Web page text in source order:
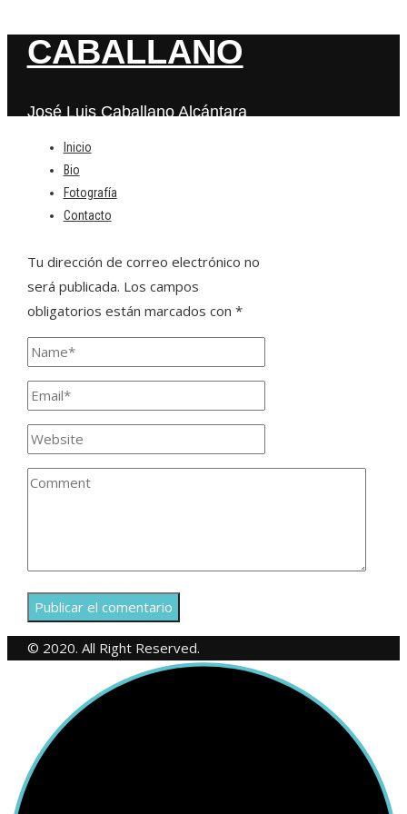
CABALLANO
José Luis Caballano Alcántara
Inicio
Bio
Fotografía
Contacto
Deja una respuesta
Tu dirección de correo electrónico no
será publicada. Los campos
obligatorios están marcados con *
© 2020. All Right Reserved.